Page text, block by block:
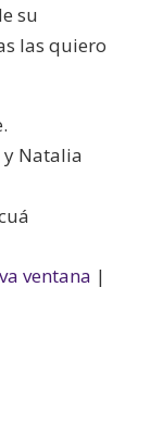
su
las quiero
y Natalia
ventana |